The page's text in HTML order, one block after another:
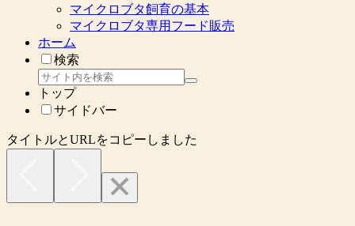
マイクロブタ飼育の基本
マイクロブタ専用フード販売
ホーム
検索
トップ
サイドバー
タイトルとURLをコピーしました